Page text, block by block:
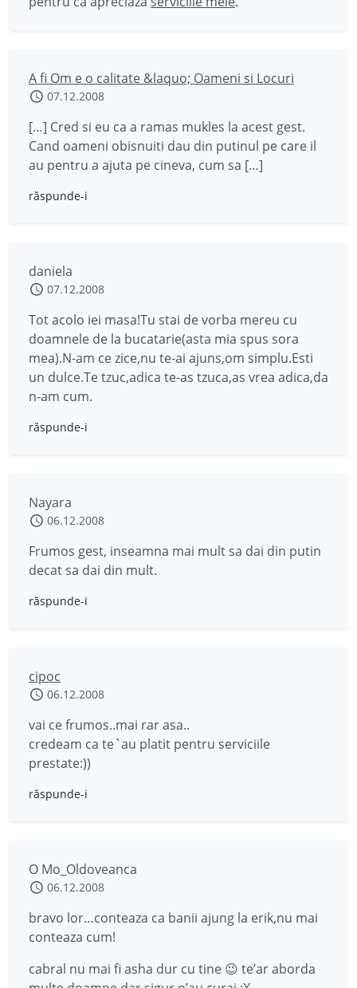
A fi Om e o calitate &laquo; Oameni si Locuri
07.12.2008
[…] Cred si eu ca a ramas mukles la acest gest.
Cand oameni obisnuiti dau din putinul pe care il
au pentru a ajuta pe cineva, cum sa […]
răspunde-i
daniela
07.12.2008
Tot acolo iei masa!Tu stai de vorba mereu cu
doamnele de la bucatarie(asta mia spus sora
mea).N-am ce zice,nu te-ai ajuns,om simplu.Esti
un dulce.Te tzuc,adica te-as tzuca,as vrea adica,da
n-am cum.
răspunde-i
Nayara
06.12.2008
Frumos gest, inseamna mai mult sa dai din putin
decat sa dai din mult.
răspunde-i
cipoc
06.12.2008
vai ce frumos..mai rar asa..
credeam ca te`au platit pentru serviciile
prestate:))
răspunde-i
O Mo_Oldoveanca
06.12.2008
bravo lor…conteaza ca banii ajung la erik,nu mai
conteaza cum!
cabral nu mai fi asha dur cu tine 😉 te’ar aborda